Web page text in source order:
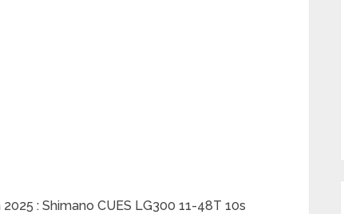
: Shimano CUES LG300 11-48T 10s